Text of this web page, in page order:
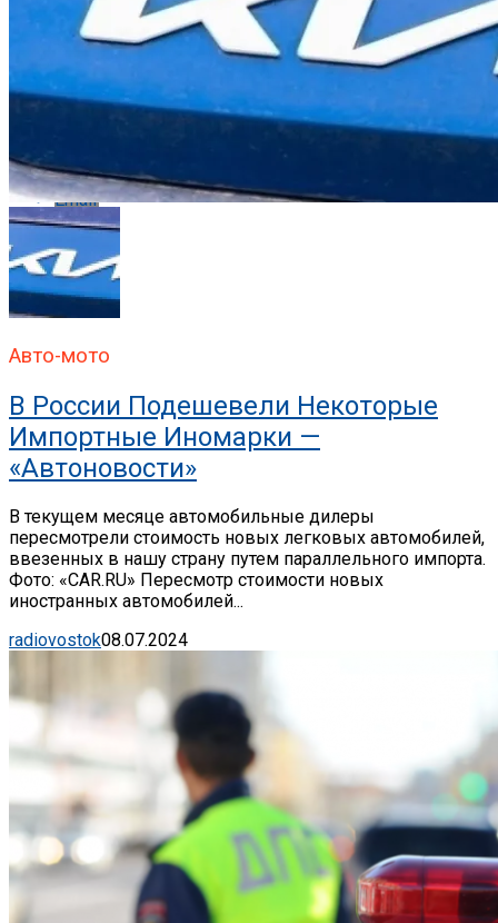
Pinterest
Whatsapp
Email
Авто-мото
В России Подешевели Некоторые
Импортные Иномарки —
«Автоновости»
В текущем месяце автомобильные дилеры
пересмотрели стоимость новых легковых автомобилей,
ввезенных в нашу страну путем параллельного импорта.
Фото: «CAR.RU» Пересмотр стоимости новых
иностранных автомобилей...
radiovostok08.07.2024